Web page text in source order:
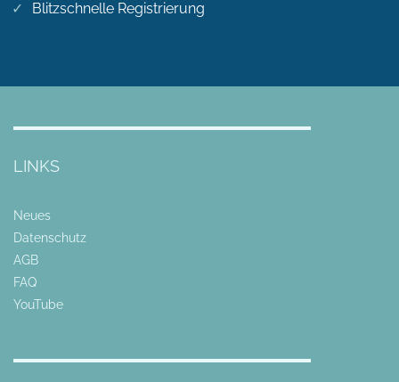
Blitzschnelle Registrierung
LINKS
Neues
Datenschutz
AGB
FAQ
YouTube